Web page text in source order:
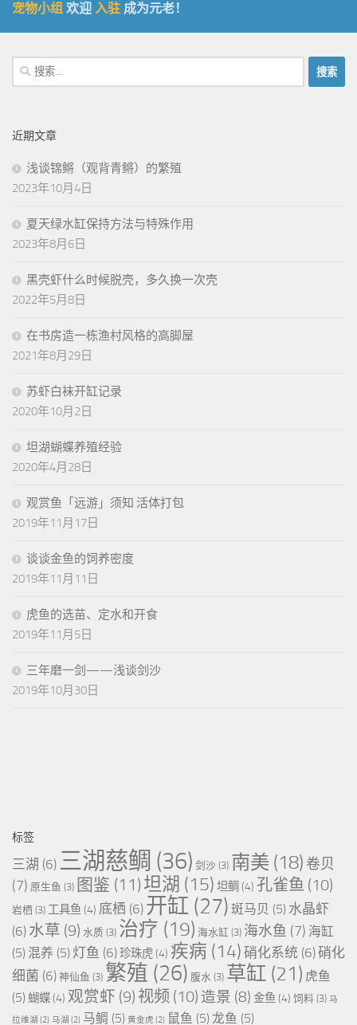
宠物小组 欢迎 入驻 成为元老！
搜
索：
近期文章
浅谈锦鳉（观背青鳉）的繁殖
2023年10月4日
夏天绿水缸保持方法与特殊作用
2023年8月6日
黑壳虾什么时候脱壳，多久换一次壳
2022年5月8日
在书房造一栋渔村风格的高脚屋
2021年8月29日
苏虾白袜开缸记录
2020年10月2日
坦湖蝴蝶养殖经验
2020年4月28日
观赏鱼「远游」须知 活体打包
2019年11月17日
谈谈金鱼的饲养密度
2019年11月11日
虎鱼的选苗、定水和开食
2019年11月5日
三年磨一剑——浅谈剑沙
2019年10月30日
标签
三湖 (6) 三湖慈鲷 (36) 剑沙 (3) 南美 (18) 卷贝
(7) 原生鱼 (3) 图鉴 (11) 坦湖 (15) 坦鲷 (4) 孔雀鱼 (10)
岩栖 (3) 工具鱼 (4) 底栖 (6) 开缸 (27) 斑马贝 (5) 水晶虾
(6) 水草 (9) 水质 (3) 治疗 (19) 海水缸 (3) 海水鱼 (7) 海缸
(5) 混养 (5) 灯鱼 (6)珍珠虎(4) 疾病 (14) 硝化系统 (6)硝化
细菌 (6) 神仙鱼 (3) 繁殖 (26) 腹水 (3) 草缸 (21) 虎鱼
(5) 蝴蝶(4) 观赏虾 (9) 视频 (10) 造景 (8) 金鱼 (4) 饲料 (3) 马
拉维湖 (2) 马湖 (2) 马鲷 (5) 黄金虎 (2) 鼠鱼 (5) 龙鱼 (5)